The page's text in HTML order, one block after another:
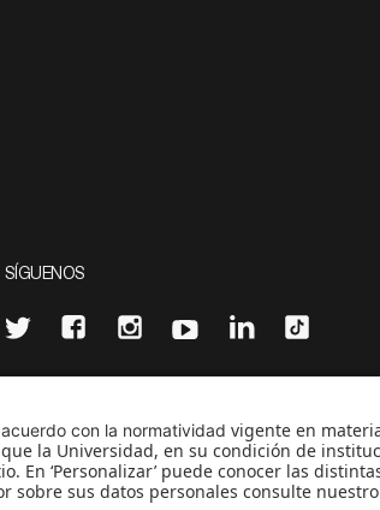
SÍGUENOS
CONTÁCTANOS
cerosetenta@uniandes.edu.co